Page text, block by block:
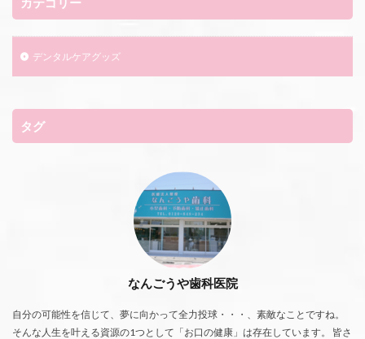
デンタルケアグッズ
タグ
なんごうや歯科医院
自分の可能性を信じて、夢に向かって全力投球・・・、素敵なことですね。
そんな人生を叶える資源の1つとして「お口の健康」は存在しています。 皆さ